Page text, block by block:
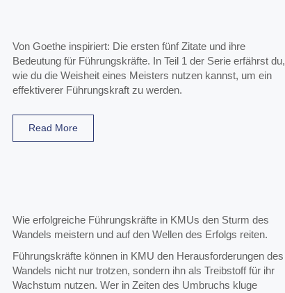
Von Goethe inspiriert: Die ersten fünf Zitate und ihre
Bedeutung für Führungskräfte. In Teil 1 der Serie erfährst du,
wie du die Weisheit eines Meisters nutzen kannst, um ein
effektiverer Führungskraft zu werden.
Read More
Wie erfolgreiche Führungskräfte in KMUs den Sturm des
Wandels meistern und auf den Wellen des Erfolgs reiten.
Führungskräfte können in KMU den Herausforderungen des
Wandels nicht nur trotzen, sondern ihn als Treibstoff für ihr
Wachstum nutzen. Wer in Zeiten des Umbruchs kluge